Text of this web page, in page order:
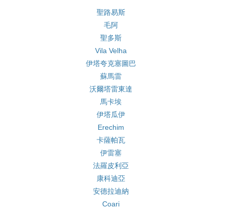
聖路易斯
毛阿
聖多斯
Vila Velha
伊塔夸克塞圖巴
蘇馬雷
沃爾塔雷東達
馬卡埃
伊塔瓜伊
Erechim
卡薩帕瓦
伊雷塞
法羅皮利亞
康科迪亞
安德拉迪納
Coari